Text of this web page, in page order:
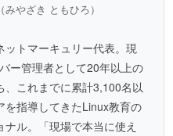
（みやざき ともひろ）
ットマーキュリー代表。現
ー管理者として20年以上の
、これまでに累計3,100名以
を指導してきたLinux教育の
ナル。「現場で本当に使え